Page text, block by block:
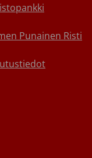
Punainen Risti